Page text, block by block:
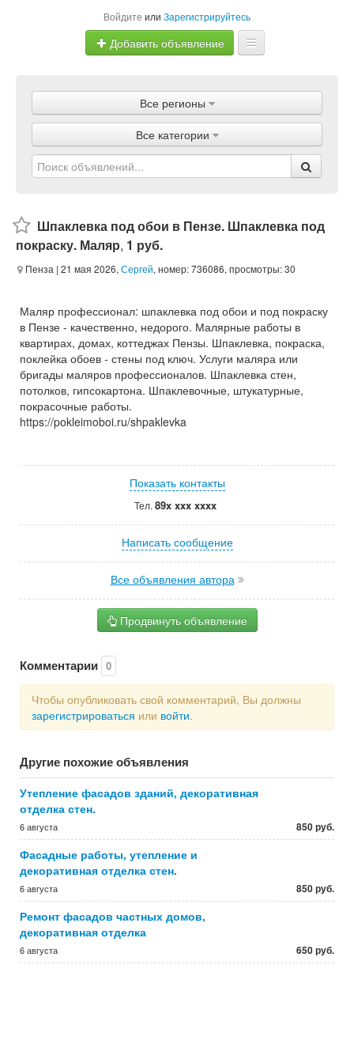
Войдите или Зарегистрируйтесь
Добавить объявление
Объявления
Магазины
Услуги
Все регионы
Все категории
Шпаклевка под обои в Пензе. Шпаклевка под
покраску. Маляр, 1 руб.
Пенза | 21 мая 2026, Сергей, номер: 736086, просмотры: 30
Маляр профессионал: шпаклевка под обои и под покраску
в Пензе - качественно, недорого. Малярные работы в
квартирах, домах, коттеджах Пензы. Шпаклевка, покраска,
поклейка обоев - стены под ключ. Услуги маляра или
бригады маляров профессионалов. Шпаклевка стен,
потолков, гипсокартона. Шпаклевочные, штукатурные,
покрасочные работы.
https://pokleimoboi.ru/shpaklevka
Показать контакты
Тел. 89x xxx xxxx
Написать сообщение
Все объявления автора
Продвинуть объявление
Комментарии 0
Чтобы опубликовать свой комментарий, Вы должны
зарегистрироваться или войти.
Другие похожие объявления
Утепление фасадов зданий, декоративная
отделка стен.
6 августа 850 руб.
Фасадные работы, утепление и
декоративная отделка стен.
6 августа 850 руб.
Ремонт фасадов частных домов,
декоративная отделка
6 августа 650 руб.